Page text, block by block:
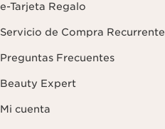
e-Tarjeta Regalo
Servicio de Compra Recurrente
Preguntas Frecuentes
Beauty Expert
Mi cuenta